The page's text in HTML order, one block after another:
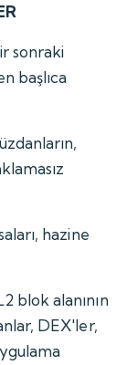
sonraki
başlıca
hazine
blok alanının
DEX'ler,